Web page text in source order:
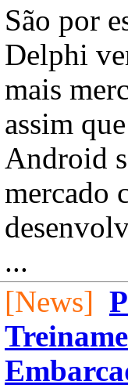
São por
Delphi
mais
assim
Android
mercado
...
[News]